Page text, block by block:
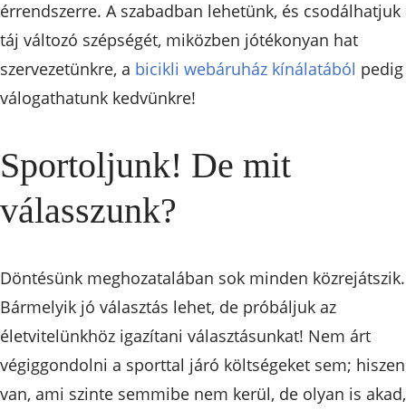
érrendszerre. A szabadban lehetünk, és csodálhatjuk
táj változó szépségét, miközben jótékonyan hat
szervezetünkre, a bicikli webáruház kínálatából pedig
válogathatunk kedvünkre!
Sportoljunk! De mit
válasszunk?
Döntésünk meghozatalában sok minden közrejátszik.
Bármelyik jó választás lehet, de próbáljuk az
életvitelünkhöz igazítani választásunkat! Nem árt
végiggondolni a sporttal járó költségeket sem; hiszen
van, ami szinte semmibe nem kerül, de olyan is akad,